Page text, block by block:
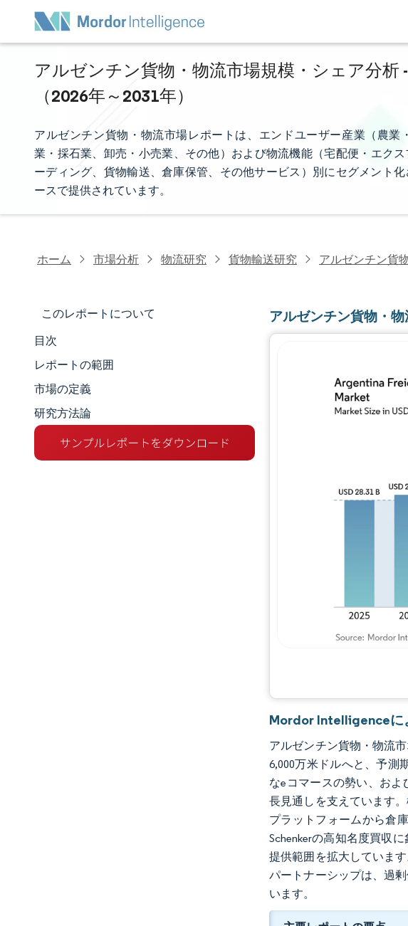
アルゼンチン貨物・物流市場規模・シェア分析
（2026年～2031年）
アルゼンチン貨物・物流市場レポートは、エンドユーザー産業（農
業・採石業、卸売・小売業、その他）および物流機能（宅配便・エク
ーディング、貨物輸送、倉庫保管、その他サービス）別にセグメント
ースで提供されています。
ホーム 市場分析 物流研究 貨物輸送研究 アルゼンチン貨
このレポートについて
市場規模とシェア
市場分析
トレンドとインサイト
セグメント分析
目次
レポートの範囲
市場の定義
研究方法論
アルゼンチン貨物・
Mordor Intelligenceに
アルゼンチン貨物・物流
6,000万米ドルへと、予測
なeコマースの勢い、お
長見通しを支えています
プラットフォームから倉
Schenkerの高知名度買収
提供範囲を拡大していま
パートナーシップは、過
います。